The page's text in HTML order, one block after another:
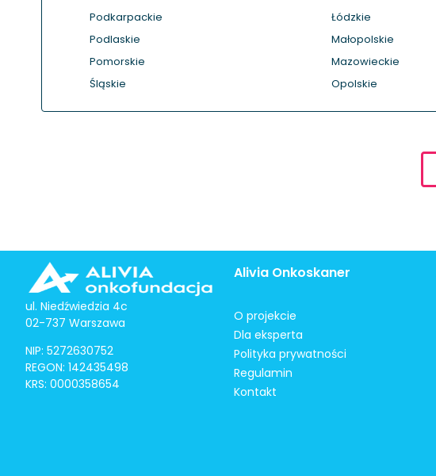
Podkarpackie
Podlaskie
Pomorskie
Śląskie
Łódzkie
Małopolskie
Mazowieckie
Opolskie
ul. Niedźwiedzia 4c
02-737 Warszawa
NIP: 5272630752
REGON: 142435498
KRS: 0000358654
Alivia Onkoskaner
O projekcie
Dla eksperta
Polityka prywatności
Regulamin
Kontakt